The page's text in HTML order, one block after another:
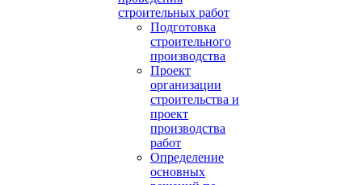
строительных работ
Подготовка
строительного
производства
Проект
организации
строительства и
проект
производства
работ
Определение
основных